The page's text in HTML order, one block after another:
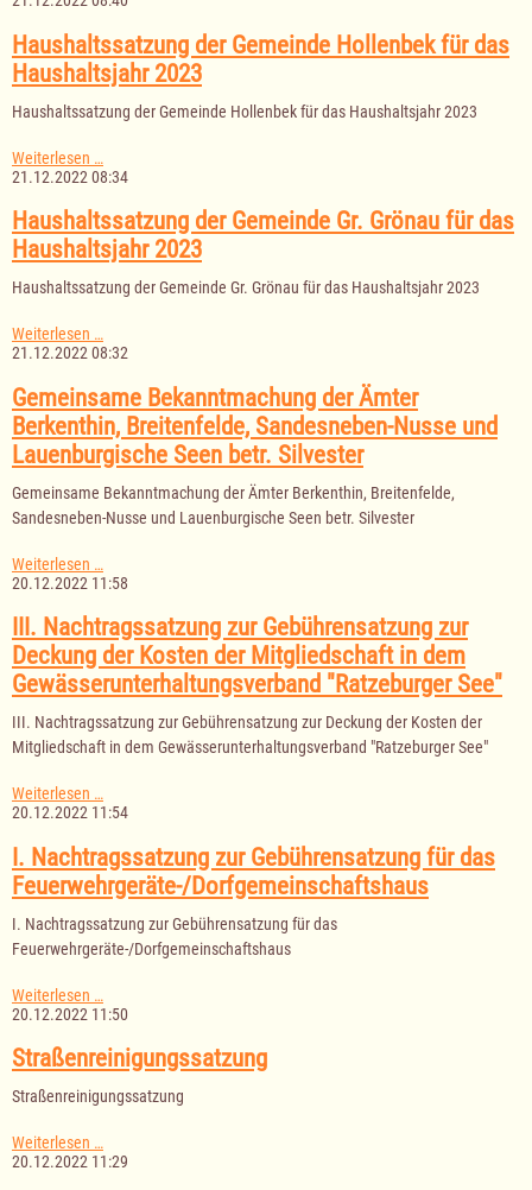
Gr.
Sarau
für
Haushaltsjahr
Haushaltssatzung der Gemeinde Hollenbek für das
Haushaltsjahr 2023
Haushaltssatzung der Gemeinde Hollenbek für das Haushaltsjahr 2023
Weiterlesen …
der
Hollenbek
für
das
2023
21.12.2022 08:34
Haushaltssatzung der Gemeinde Gr. Grönau für das
Haushaltsjahr 2023
Haushaltssatzung der Gemeinde Gr. Grönau für das Haushaltsjahr 2023
Weiterlesen …Haushaltssatzung
der
Gr.
Grönau
für
das
Haushaltsjahr
2023
21.12.2022 08:32
Gemeinsame Bekanntmachung der Ämter
Berkenthin, Breitenfelde, Sandesneben-Nusse und
Lauenburgische Seen betr. Silvester
Gemeinsame Bekanntmachung der Ämter Berkenthin, Breitenfelde,
Sandesneben-Nusse und Lauenburgische Seen betr. Silvester
Weiterlesen …
Bekanntmachung
Ämter
Berkenthin,
Breitenfelde,
Sandesneben-
Nusse
und
Lauenburgische
Seen
20.12.2022 11:58
III. Nachtragssatzung zur Gebührensatzung zur
Deckung der Kosten der Mitgliedschaft in dem
Gewässerunterhaltungsverband "Ratzeburger See"
III. Nachtragssatzung zur Gebührensatzung zur Deckung der Kosten der
Mitgliedschaft in dem Gewässerunterhaltungsverband "Ratzeburger See"
Weiterlesen …
Nachtragssatzung
Gebührensatzung
zur
Deckung
Kosten
der
Mitgliedschaft
dem
Gewässerunterhaltungsverband
See"
20.12.2022 11:54
I. Nachtragssatzung zur Gebührensatzung für das
Feuerwehrgeräte-/Dorfgemeinschaftshaus
I. Nachtragssatzung zur Gebührensatzung für das
Feuerwehrgeräte-/Dorfgemeinschaftshaus
Weiterlesen …
Nachtragssatzung
Gebührensatzung
für
das
Feuerwehrgeräte-/Dorfgemeinschaftshaus
20.12.2022 11:50
Straßenreinigungssatzung
Straßenreinigungssatzung
Weiterlesen …
20.12.2022 11:29